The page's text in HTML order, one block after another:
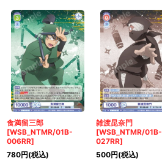
食満留三郎
[WSB_NTMR/01B-
006RR]
780円(税込)
雑渡昆奈門
[WSB_NTMR/01B-
027RR]
500円(税込)